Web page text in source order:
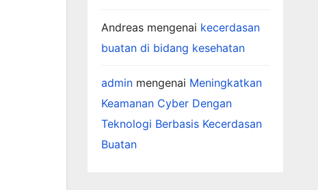
Andreasmengenai kecerdasan
buatan di bidang kesehatan
adminmengenai Meningkatkan
Keamanan Cyber Dengan
Teknologi Berbasis Kecerdasan
Buatan